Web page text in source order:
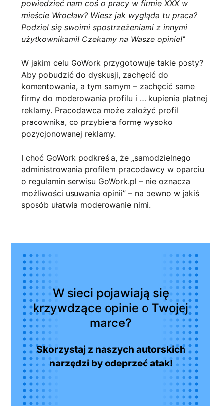
powiedzieć nam coś o pracy w firmie XXX w
mieście Wrocław? Wiesz jak wygląda tu praca?
Podziel się swoimi spostrzeżeniami z innymi
użytkownikami! Czekamy na Wasze opinie!”
W jakim celu GoWork przygotowuje takie posty?
Aby pobudzić do dyskusji, zachęcić do
komentowania, a tym samym – zachęcić same
firmy do moderowania profilu i … kupienia płatnej
reklamy. Pracodawca może założyć profil
pracownika, co przybiera formę wysoko
pozycjonowanej reklamy.
I choć GoWork podkreśla, że „samodzielnego
administrowania profilem pracodawcy w oparciu
o regulamin serwisu GoWork.pl – nie oznacza
możliwości usuwania opinii” – na pewno w jakiś
sposób ułatwia moderowanie nimi.
W sieci pojawiają się
krzywdzące opinie o Twojej
marce?
Skorzystaj z naszych autorskich
narzędzi by odeprzeć atak!